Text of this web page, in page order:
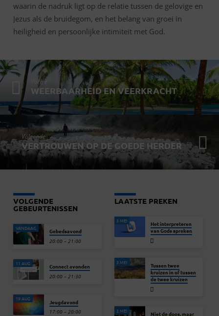
waarin de nadruk ligt op de relatie tussen de gelovige en
Jezus als de bruidegom, en het belang van groei in
heiligheid en persoonlijke intimiteit met God.
Vorige
WEERBAARHEID EN VEERKRACHT
Volgende
VERTROUWEN OP DE GOEDE HERDER
VOLGENDE
GEBEURTENISSEN
VANDAAG Gebedsavond
20:00 – 21:00
11 AUG Connect avonden
20:00 – 21:30
19 AUG Jeugdavond
17:00 – 20:00
LAATSTE PREKEN
3 MEI
Het interpreteren
van Gods spreken
3 MEI
Tussen twee
kruizen in of tussen
de twee kruizen
2 MEI
Niet de doos, maar